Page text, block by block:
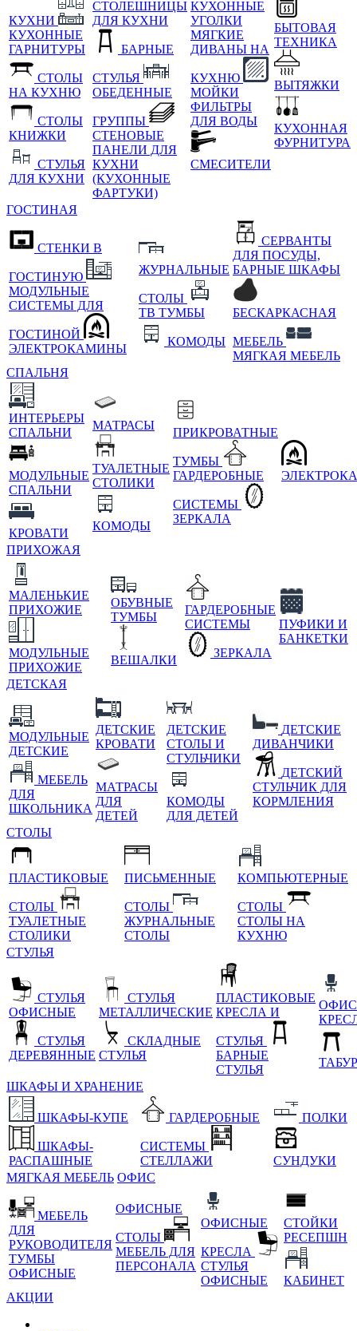
КУХНИ
КУХОННЫЕ
ГАРНИТУРЫ
СТОЛЫ
НА КУХНЮ
СТОЛЫ
КНИЖКИ
СТУЛЬЯ
ДЛЯ КУХНИ
СТОЛЕШНИЦЫ
ДЛЯ КУХНИ
БАРНЫЕ
СТУЛЬЯ
ОБЕДЕННЫЕ
ГРУППЫ
СТЕНОВЫЕ
ПАНЕЛИ ДЛЯ
КУХНИ
(КУХОННЫЕ
ФАРТУКИ)
КУХОННЫЕ
УГОЛКИ
МЯГКИЕ
ДИВАНЫ НА
КУХНЮ
МОЙКИ
ФИЛЬТРЫ
ДЛЯ ВОДЫ
СМЕСИТЕЛИ
БЫТОВАЯ
ТЕХНИКА
ВЫТЯЖКИ
КУХОННАЯ
ФУРНИТУРА
ГОСТИНАЯ
СТЕНКИ В
ГОСТИНУЮ
МОДУЛЬНЫЕ
СИСТЕМЫ ДЛЯ
ГОСТИНОЙ
ЭЛЕКТРОКАМИНЫ
ЖУРНАЛЬНЫЕ
СТОЛЫ
ТВ ТУМБЫ
КОМОДЫ
СЕРВАНТЫ
ДЛЯ ПОСУДЫ,
БАРНЫЕ ШКАФЫ
БЕСКАРКАСНАЯ
МЕБЕЛЬ
МЯГКАЯ МЕБЕЛЬ
СПАЛЬНЯ
ИНТЕРЬЕРЫ
СПАЛЬНИ
МОДУЛЬНЫЕ
СПАЛЬНИ
КРОВАТИ
МАТРАСЫ
ТУАЛЕТНЫЕ
СТОЛИКИ
КОМОДЫ
ПРИКРОВАТНЫЕ
ТУМБЫ
ГАРДЕРОБНЫЕ
СИСТЕМЫ
ЗЕРКАЛА
ПРИХОЖАЯ
МАЛЕНЬКИЕ
ПРИХОЖИЕ
МОДУЛЬНЫЕ
ПРИХОЖИЕ
ОБУВНЫЕ
ТУМБЫ
ВЕШАЛКИ
ГАРДЕРОБНЫЕ
СИСТЕМЫ
ЗЕРКАЛА
ПУФИКИ И
БАНКЕТКИ
ДЕТСКАЯ
МОДУЛЬНЫЕ
ДЕТСКИЕ
МЕБЕЛЬ
ДЛЯ
ШКОЛЬНИКА
ДЕТСКИЕ
КРОВАТИ
МАТРАСЫ
ДЛЯ
ДЕТЕЙ
ДЕТСКИЕ
СТОЛЫ И
СТУЛЬЧИКИ
КОМОДЫ
ДЛЯ ДЕТЕЙ
ДЕТСКИЕ
ДИВАНЧИКИ
ДЕТСКИЙ
СТУЛЬЧИК ДЛЯ
КОРМЛЕНИЯ
СТОЛЫ
ПЛАСТИКОВЫЕ
СТОЛЫ
ТУАЛЕТНЫЕ
СТОЛИКИ
ПИСЬМЕННЫЕ
СТОЛЫ
ЖУРНАЛЬНЫЕ
СТОЛЫ
КОМПЬЮТЕРНЫЕ
СТОЛЫ
СТОЛЫ НА
КУХНЮ
СТУЛЬЯ
СТУЛЬЯ
ОФИСНЫЕ
СТУЛЬЯ
ДЕРЕВЯННЫЕ
СТУЛЬЯ
МЕТАЛЛИЧЕСКИЕ
СКЛАДНЫЕ
СТУЛЬЯ
ПЛАСТИКОВЫЕ
КРЕСЛА И
СТУЛЬЯ
БАРНЫЕ
СТУЛЬЯ
ШКАФЫ И ХРАНЕНИЕ
ШКАФЫ-КУПЕ
ШКАФЫ-
РАСПАШНЫЕ
ГАРДЕРОБНЫЕ
СИСТЕМЫ
СТЕЛЛАЖИ
ПОЛКИ
СУНДУКИ
МЯГКАЯ МЕБЕЛЬ ОФИС
МЕБЕЛЬ
ДЛЯ
РУКОВОДИТЕЛЯ
ТУМБЫ
ОФИСНЫЕ
ОФИСНЫЕ
СТОЛЫ
МЕБЕЛЬ ДЛЯ
ПЕРСОНАЛА
ОФИСНЫЕ
КРЕСЛА
СТУЛЬЯ
ОФИСНЫЕ
СТОЙКИ
РЕСЕПШН
КАБИНЕТ
АКЦИИ